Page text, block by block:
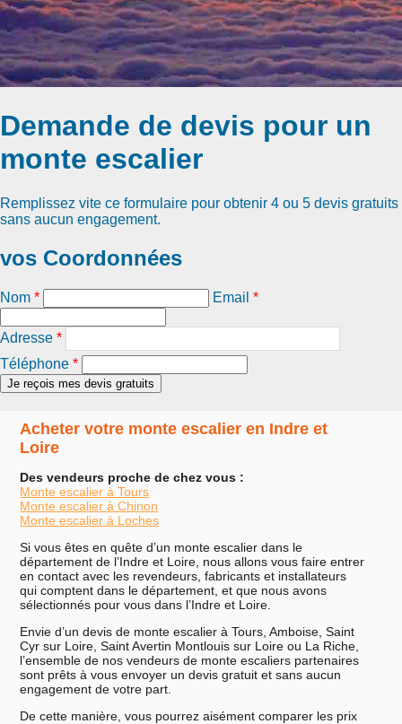
Demande de devis pour un
monte escalier
Remplissez vite ce formulaire pour obtenir 4 ou 5 devis gratuits
sans aucun engagement.
vos Coordonnées
Nom * Email *
Adresse *
Téléphone *
Acheter votre monte escalier en Indre et
Loire
Des vendeurs proche de chez vous :
Monte escalier à Tours
Monte escalier à Chinon
Monte escalier à Loches
Si vous êtes en quête d’un monte escalier dans le
département de l’Indre et Loire, nous allons vous faire entrer
en contact avec les revendeurs, fabricants et installateurs
qui comptent dans le département, et que nous avons
sélectionnés pour vous dans l’Indre et Loire.
Envie d’un devis de monte escalier à Tours, Amboise, Saint
Cyr sur Loire, Saint Avertin Montlouis sur Loire ou La Riche,
l’ensemble de nos vendeurs de monte escaliers partenaires
sont prêts à vous envoyer un devis gratuit et sans aucun
engagement de votre part.
De cette manière, vous pourrez aisément comparer les prix